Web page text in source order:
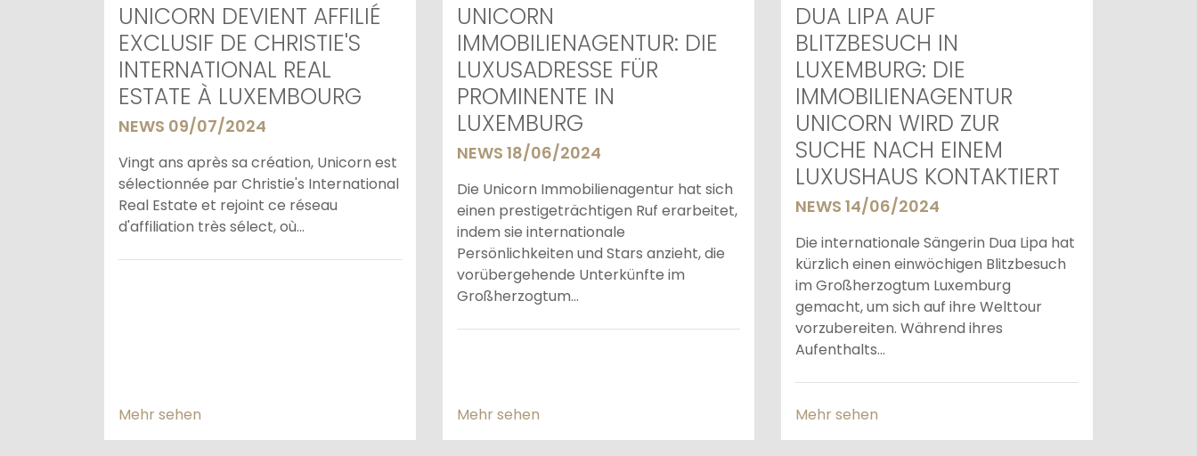
UNICORN DEVIENT AFFILIÉ
EXCLUSIF DE CHRISTIE'S
INTERNATIONAL REAL
ESTATE À LUXEMBOURG
NEWS 09/07/2024
Vingt ans après sa création, Unicorn est
sélectionnée par Christie's International
Real Estate et rejoint ce réseau
d'affiliation très sélect, où...
Mehr sehen
UNICORN
IMMOBILIENAGENTUR: DIE
LUXUSADRESSE FÜR
PROMINENTE IN
LUXEMBURG
NEWS 18/06/2024
Die Unicorn Immobilienagentur hat sich
einen prestigeträchtigen Ruf erarbeitet,
indem sie internationale
Persönlichkeiten und Stars anzieht, die
vorübergehende Unterkünfte im
Großherzogtum...
Mehr sehen
DUA LIPA AUF
BLITZBESUCH IN
LUXEMBURG: DIE
IMMOBILIENAGENTUR
UNICORN WIRD ZUR
SUCHE NACH EINEM
LUXUSHAUS KONTAKTIERT
NEWS 14/06/2024
Die internationale Sängerin Dua Lipa hat
kürzlich einen einwöchigen Blitzbesuch
im Großherzogtum Luxemburg
gemacht, um sich auf ihre Welttour
vorzubereiten. Während ihres
Aufenthalts...
Mehr sehen